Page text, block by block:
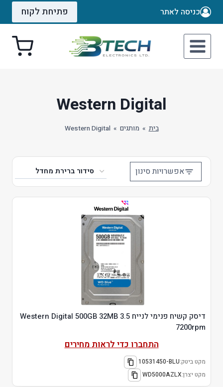
Skip
כניסה לאתר פתיחת לקוח
Western Digital
בית » מותגים »
Western Digital
אפשרויות סינון
דיסק קשיח פנימי לנייח 3.5 Western Digital 500GB 32MB
7200rpm
התחברו כדי לראות מחירים
מקט ביטק:10531450-BLU
מקט יצרן:‎WD5000AZLX